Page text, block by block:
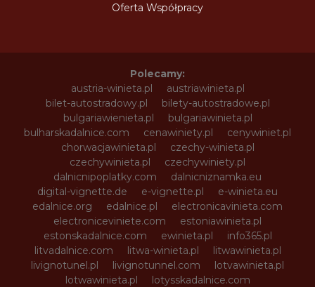
Oferta Współpracy
Polecamy:
austria-winieta.pl
austriawinieta.pl
bilet-autostradowy.pl
bilety-autostradowe.pl
bulgariawienieta.pl
bulgariawinieta.pl
bulharskadalnice.com
cenawiniety.pl
cenywiniet.pl
chorwacjawinieta.pl
czechy-winieta.pl
czechywinieta.pl
czechywiniety.pl
dalnicnipoplatky.com
dalnicniznamka.eu
digital-vignette.de
e-vignette.pl
e-winieta.eu
edalnice.org
edalnice.pl
electronicavinieta.com
electroniceviniete.com
estoniawinieta.pl
estonskadalnice.com
ewinieta.pl
info365.pl
litvadalnice.com
litwa-winieta.pl
litwawinieta.pl
livignotunel.pl
livignotunnel.com
lotvawinieta.pl
lotwawinieta.pl
lotysskadalnice.com